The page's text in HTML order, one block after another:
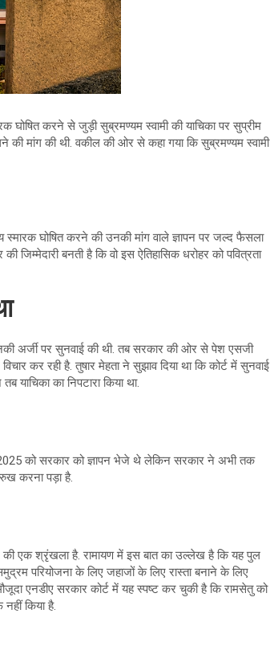
घोषित करने से जुड़ी सुब्रमण्यम स्वामी की याचिका पर सुप्रीम
मांग की थी. वकील की ओर से कहा गया कि सुब्रमण्यम स्वामी
स्मारक घोषित करने की उनकी मांग वाले ज्ञापन पर जल्द फैसला
बनती है कि वो इस ऐतिहासिक धरोहर को पवित्रता
अर्जी पर सुनवाई की थी. तब सरकार की ओर से पेश एसजी
कर रही है. तुषार मेहता ने सुझाव दिया था कि कोर्ट में सुनवाई
याचिका का निपटारा किया था.
को सरकार को ज्ञापन भेजे थे लेकिन सरकार ने अभी तक
करना पड़ा है.
एक श्रृंखला है. रामायण में इस बात का उल्लेख है कि यह पुल
परियोजना के लिए जहाजों के लिए रास्ता बनाने के लिए
एनडीए सरकार कोर्ट में यह स्पष्ट कर चुकी है कि रामसेतु को
किया है.